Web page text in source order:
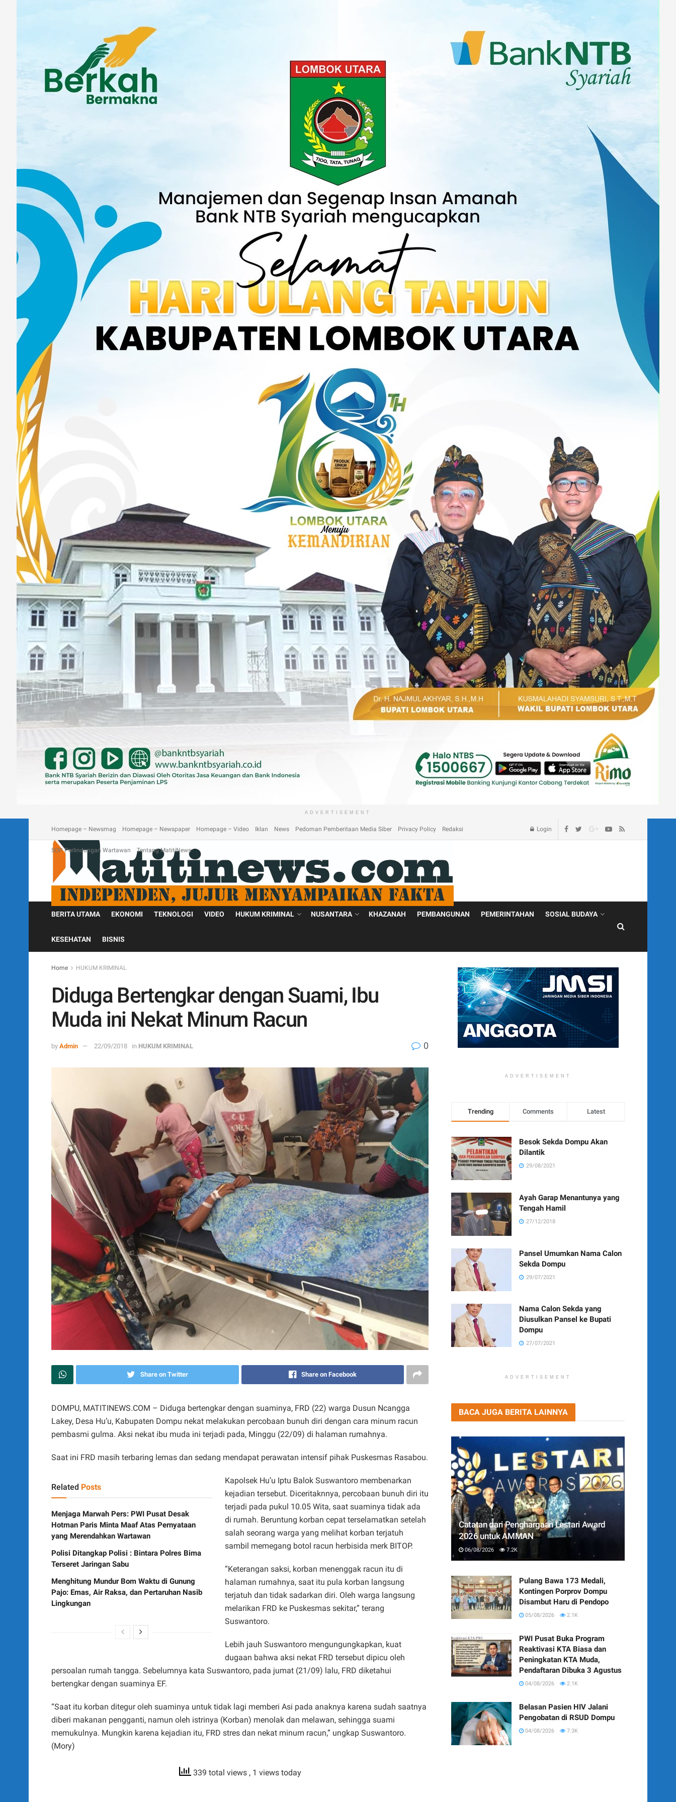
ADVERTISEMENT
Homepage – Newsmag Homepage – Newspaper Homepage – Video Iklan News Pedoman Pemberitaan Media Siber Privacy Policy Redaksi
SOP Perlindungan Wartawan Tentang MatitiNews
Login
BERITA UTAMA EKONOMI TEKNOLOGI VIDEO HUKUM KRIMINAL NUSANTARA KHAZANAH PEMBANGUNAN PEMERINTAHAN SOSIAL BUDAYA
KESEHATAN BISNIS
Home HUKUM KRIMINAL
Diduga Bertengkar dengan Suami, Ibu
Muda ini Nekat Minum Racun
by Admin 22/09/2018 in HUKUM KRIMINAL 0
Share on Twitter Share on Facebook
DOMPU, MATITINEWS.COM – Diduga bertengkar dengan suaminya, FRD (22) warga Dusun Ncangga
Lakey, Desa Hu’u, Kabupaten Dompu nekat melakukan percobaan bunuh diri dengan cara minum racun
pembasmi gulma. Aksi nekat ibu muda ini terjadi pada, Minggu (22/09) di halaman rumahnya.
Saat ini FRD masih terbaring lemas dan sedang mendapat perawatan intensif pihak Puskesmas Rasabou.
Related Posts
Menjaga Marwah Pers: PWI Pusat Desak
Hotman Paris Minta Maaf Atas Pernyataan
yang Merendahkan Wartawan
Polisi Ditangkap Polisi : Bintara Polres Bima
Terseret Jaringan Sabu
Menghitung Mundur Bom Waktu di Gunung
Pajo: Emas, Air Raksa, dan Pertaruhan Nasib
Lingkungan
Kapolsek Hu’u Iptu Balok Suswantoro membenarkan
kejadian tersebut. Diceritaknnya, percobaan bunuh diri itu
terjadi pada pukul 10.05 Wita, saat suaminya tidak ada
di rumah. Beruntung korban cepat terselamatkan setelah
salah seorang warga yang melihat korban terjatuh
sambil memegang botol racun herbisida merk BITOP.
“Keterangan saksi, korban menenggak racun itu di
halaman rumahnya, saat itu pula korban langsung
terjatuh dan tidak sadarkan diri. Oleh warga langsung
melarikan FRD ke Puskesmas sekitar,” terang
Suswantoro.
Lebih jauh Suswantoro mengungungkapkan, kuat
dugaan bahwa aksi nekat FRD tersebut dipicu oleh
persoalan rumah tangga. Sebelumnya kata Suswantoro, pada jumat (21/09) lalu, FRD diketahui
bertengkar dengan suaminya EF.
“Saat itu korban ditegur oleh suaminya untuk tidak lagi memberi Asi pada anaknya karena sudah saatnya
diberi makanan pengganti, namun oleh istrinya (Korban) menolak dan melawan, sehingga suami
memukulnya. Mungkin karena kejadian itu, FRD stres dan nekat minum racun,” ungkap Suswantoro.
(Mory)
339 total views , 1 views today
ADVERTISEMENT
Trending Comments Latest
Besok Sekda Dompu Akan
Dilantik
29/08/2021
Ayah Garap Menantunya yang
Tengah Hamil
27/12/2018
Pansel Umumkan Nama Calon
Sekda Dompu
29/07/2021
Nama Calon Sekda yang
Diusulkan Pansel ke Bupati
Dompu
27/07/2021
ADVERTISEMENT
BACA JUGA BERITA LAINNYA
Catatan dari Penghargaan Lestari Award
2026 untuk AMMAN
06/08/2026 7.2K
Pulang Bawa 173 Medali,
Kontingen Porprov Dompu
Disambut Haru di Pendopo
05/08/2026 2.1K
PWI Pusat Buka Program
Reaktivasi KTA Biasa dan
Peningkatan KTA Muda,
Pendaftaran Dibuka 3 Agustus
04/08/2026 2.1K
Belasan Pasien HIV Jalani
Pengobatan di RSUD Dompu
04/08/2026 7.3K